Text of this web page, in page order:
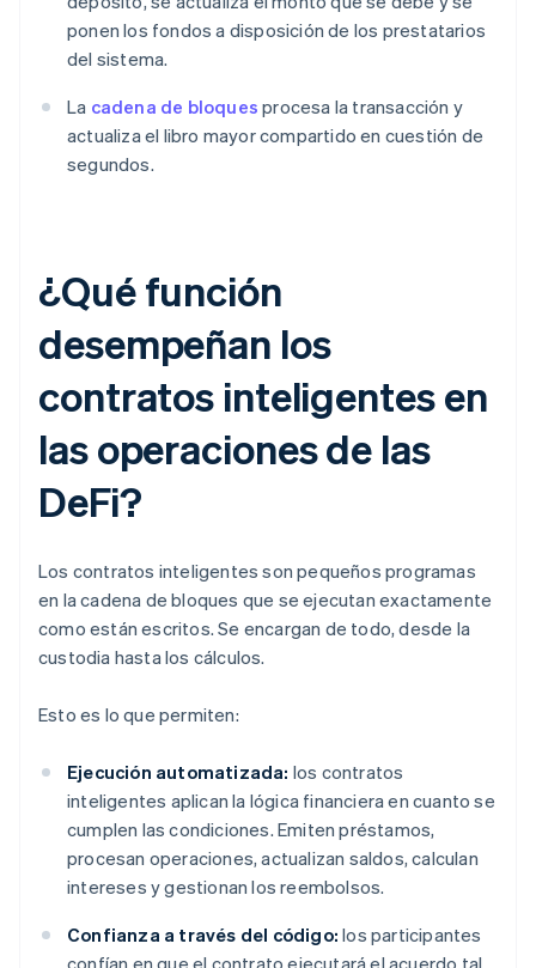
ponen los fondos a disposición de los prestatarios
del sistema.
La cadena de bloques procesa la transacción y
actualiza el libro mayor compartido en cuestión de
segundos.
¿Qué función
desempeñan los
contratos inteligentes en
las operaciones de las
DeFi?
Los contratos inteligentes son pequeños programas
en la cadena de bloques que se ejecutan exactamente
como están escritos. Se encargan de todo, desde la
custodia hasta los cálculos.
Esto es lo que permiten:
Ejecución automatizada: los contratos
inteligentes aplican la lógica financiera en cuanto se
cumplen las condiciones. Emiten préstamos,
procesan operaciones, actualizan saldos, calculan
intereses y gestionan los reembolsos.
Confianza a través del código: los participantes